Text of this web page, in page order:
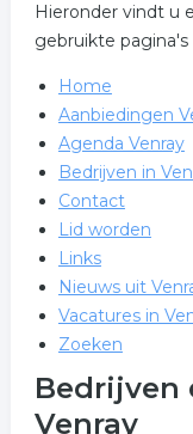
Hieronder vindt u
gebruikte
Home
Aanbiedingen
Agenda Venray
Bedrijven in
Contact
Lid worden
Links
Nieuws uit
Vacatures in
Zoeken
Bedrijven
Venray